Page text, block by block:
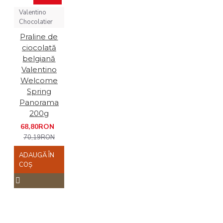
Valentino
Chocolatier
Praline de
ciocolată
belgiană
Valentino
Welcome
Spring
Panorama
200g
68,80RON
70,19RON
ADAUGĂ ÎN
COŞ